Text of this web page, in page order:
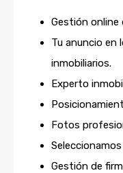
Gestión online
Tu anuncio en
inmobiliarios.
Experto
Fotos
Gestión de